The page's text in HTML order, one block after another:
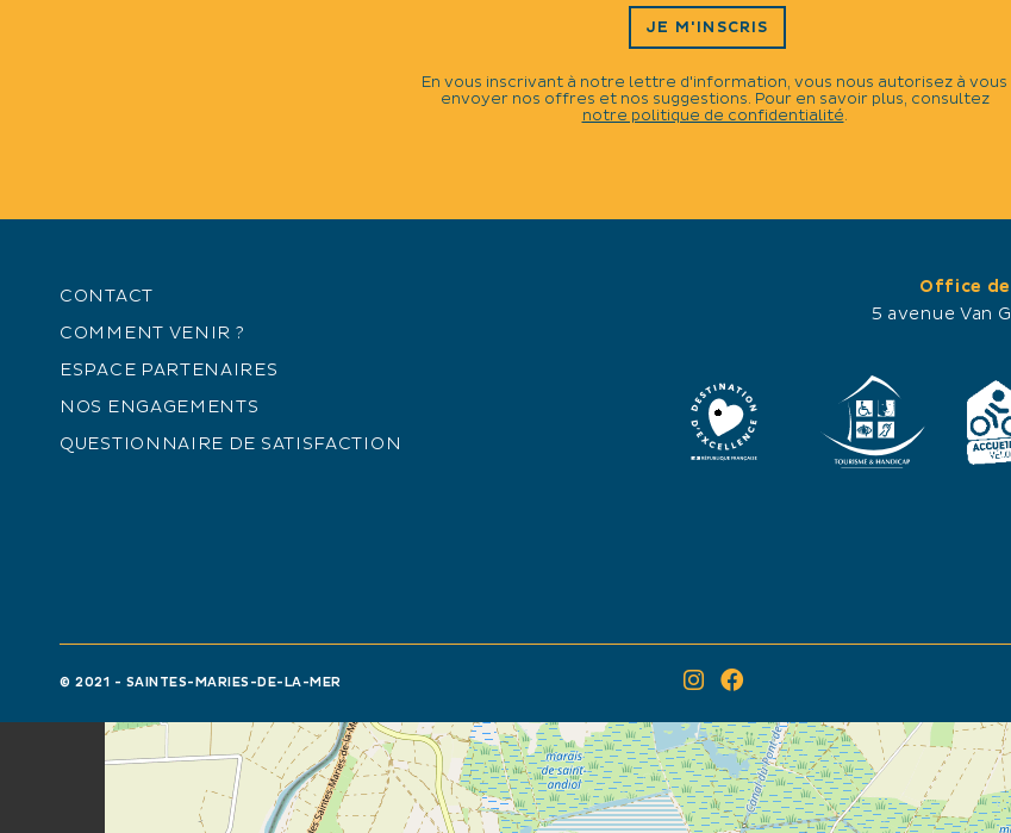
Jeudi 16 juillet 2026 de 17h à 19h30.
CATÉGORIES
Visite guidée et/ou
Itinéraire vers
−
JE M'INSCRIS
En vous inscrivant à notre lettre d'information, vous nous autorisez à vous
envoyer nos offres et nos suggestions. Pour en savoir plus, consultez
notre politique de confidentialité.
CONTACT
COMMENT VENIR ?
ESPACE PARTENAIRES
NOS ENGAGEMENTS
QUESTIONNAIRE DE SATISFACTION
Office
5 avenue Van
© 2021 - SAINTES-MARIES-DE-LA-MER